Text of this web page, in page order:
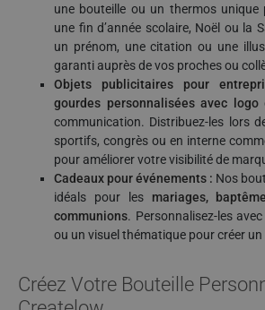
une bouteille ou un thermos unique
une fin d’année scolaire, Noël ou la
un prénom, une citation ou une
garanti auprès de vos proches ou
Objets publicitaires pour
gourdes personnalisées avec logo
communication. Distribuez-les lors
sportifs, congrès ou en interne
pour améliorer votre visibilité de
Cadeaux pour événements : Nos
idéals pour les mariages,
communions. Personnalisez-les
ou un visuel thématique pour créer
Créez Votre Bouteille